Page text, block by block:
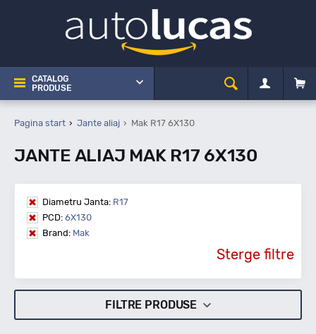
CATALOG
PRODUSE
Pagina start Jante aliaj Mak R17 6X130
JANTE ALIAJ MAK R17 6X130
Diametru Janta: R17
PCD: 6X130
Brand: Mak
Sterge filtre
FILTRE PRODUSE